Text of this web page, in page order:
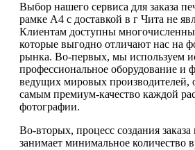
Выбор нашего сервиса для заказа
рамке А4 с доставкой в г Чита не
Клиентам доступны
которые выгодно отличают нас на
рынка. Во-первых, мы используем
профессиональное оборудование и
ведущих мировых производителей,
самым премиум-качество каждой
фотографии.
Во-вторых, процесс создания
занимает минимальное количество